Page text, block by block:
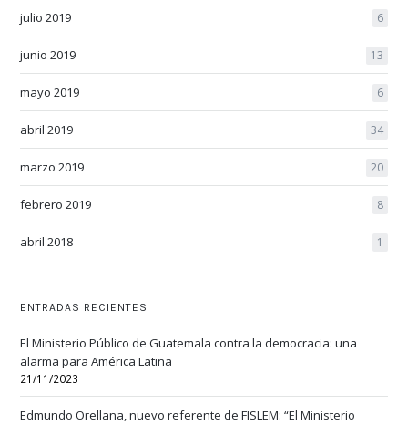
julio 2019 6
junio 2019 13
mayo 2019 6
abril 2019 34
marzo 2019 20
febrero 2019 8
abril 2018 1
ENTRADAS RECIENTES
El Ministerio Público de Guatemala contra la democracia: una
alarma para América Latina
21/11/2023
Edmundo Orellana, nuevo referente de FISLEM: “El Ministerio